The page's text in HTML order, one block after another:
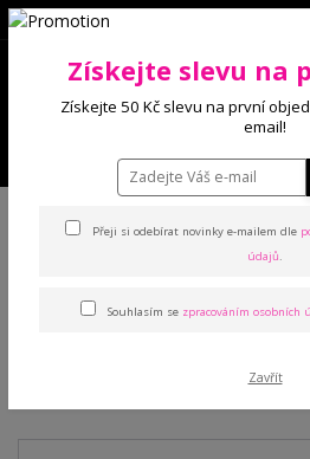
stahovacím pasem
Zateplené
Získejte slevu na
Získejte 50 Kč slevu na první
email!
Přeji si odebírat novinky e-mailem dle
údajů.
Souhlasím se zpracováním osobních
Zavřít